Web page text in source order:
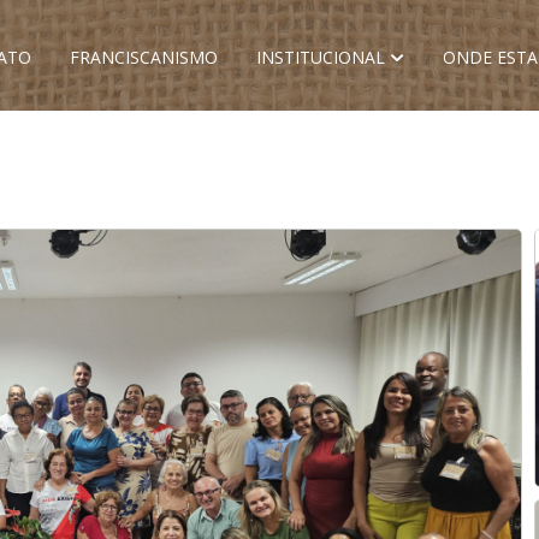
FRANCISCANISMO INSTITUCIONAL ONDE